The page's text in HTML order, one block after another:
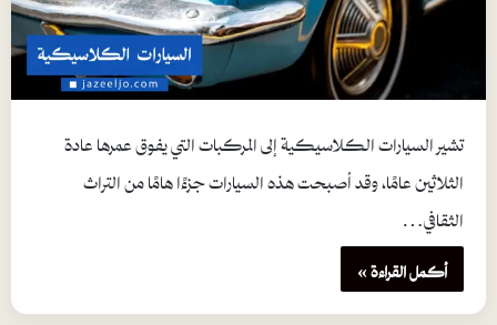
تشير السيارات الكلاسيكية إلى المركبات التي يفوق عمرها عادة
الثلاثين عامًا، وقد أصبحت هذه السيارات جزءًا هامًا من التراث
الثقافي…
أكمل القراءة »